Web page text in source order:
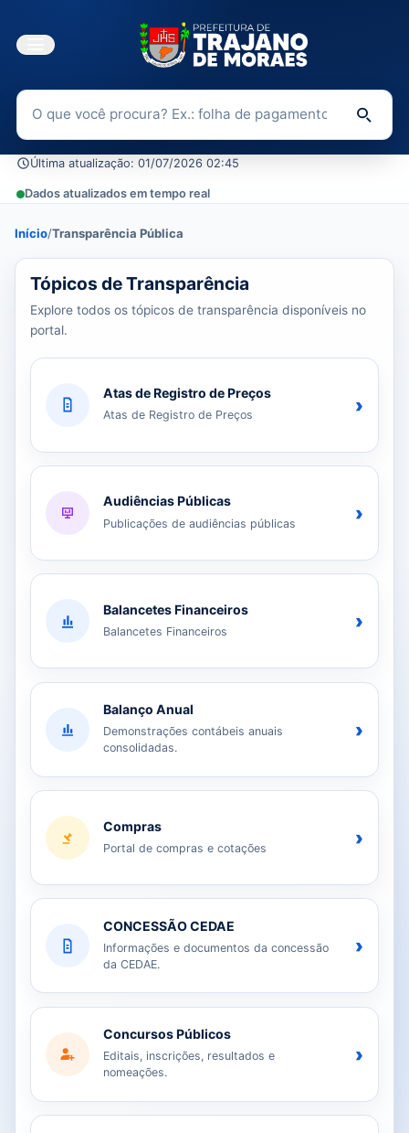
Buscar no Portal da Transparência
Última atualização: 01/07/2026 02:45
Dados atualizados em tempo real
Início/Transparência Pública
39 tópicos carregados do banco de dados.
Tópicos de Transparência
Explore todos os tópicos de transparência disponíveis no
portal.
Atas de Registro de Preços
Atas de Registro de Preços ›
Audiências Públicas
Publicações de audiências públicas ›
Balancetes Financeiros
Balancetes Financeiros ›
Balanço Anual
Demonstrações contábeis anuais
consolidadas.
›
Compras
Portal de compras e cotações ›
CONCESSÃO CEDAE
Informações e documentos da concessão
da CEDAE.
›
Concursos Públicos
Editais, inscrições, resultados e
nomeações.
›